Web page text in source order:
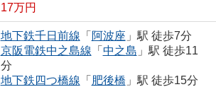
17万円
地下鉄千日前線 「 阿波座 」駅 徒歩7分
京阪電鉄中之島線 「 中之島 」駅 徒歩11
分
地下鉄四つ橋線 「 肥後橋 」駅 徒歩15分